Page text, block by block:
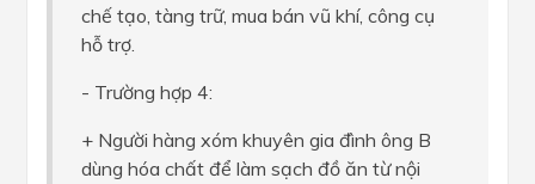
chế tạo, tàng trữ, mua bán vũ khí, công cụ
hỗ trợ.
- Trường hợp 4:
+ Người hàng xóm khuyên gia đình ông B
dùng hóa chất để làm sạch đồ ăn từ nội